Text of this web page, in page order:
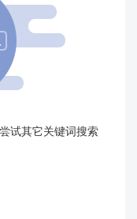
试其它关键词搜索